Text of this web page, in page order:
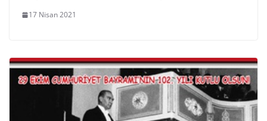
17 Nisan 2021